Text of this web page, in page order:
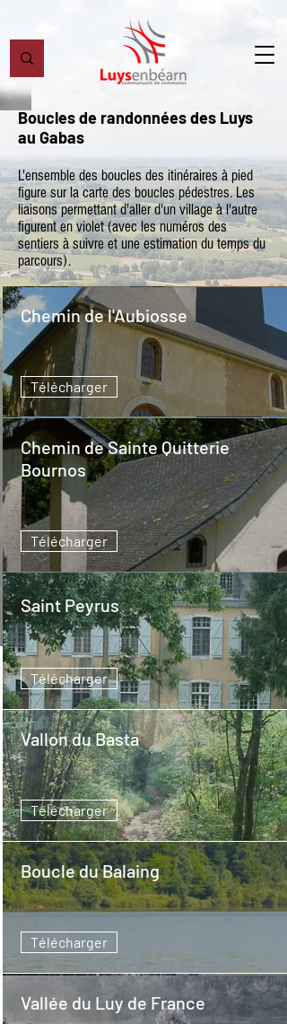
Boucles de randonnées des Luys
au Gabas
L'ensemble des boucles des itinéraires à pied
figure sur la carte des boucles pédestres. Les
liaisons permettant d'aller d'un village à l'autre
figurent en violet (avec les numéros des
sentiers à suivre et une estimation du temps du
parcours).
Chemin de l'Aubiosse
Télécharger
Chemin de Sainte Quitterie
Bournos
Télécharger
Saint Peyrus
Télécharger
Vallon du Basta
Télécharger
Boucle du Balaing
Télécharger
Vallée du Luy de France